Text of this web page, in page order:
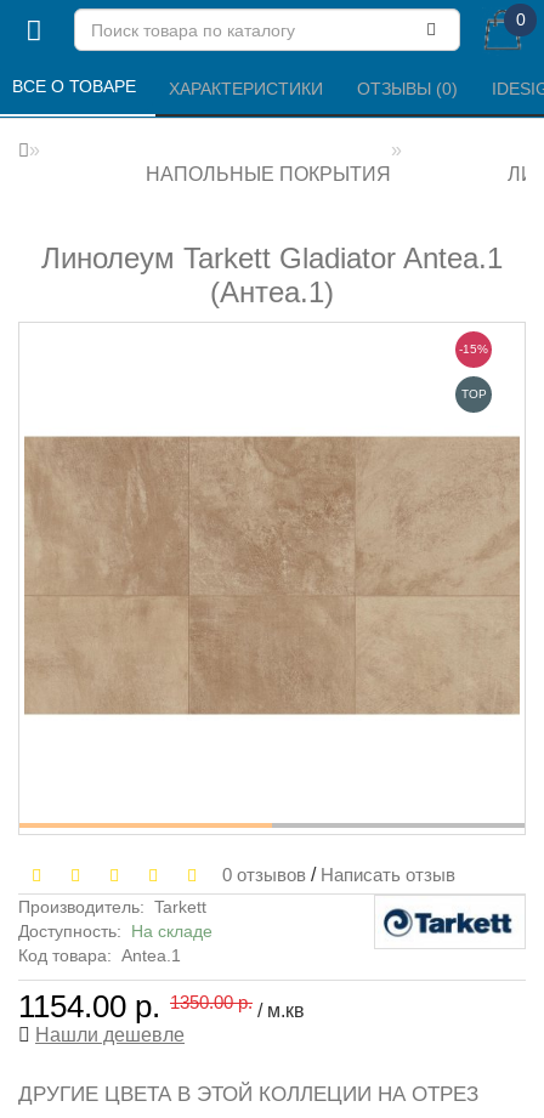
0
НАПОЛЬНЫЕ ПОКРЫТИЯ
Линолеум Tarkett Gladiator Antea.1
(Антеа.1)
ВСЕ О ТОВАРЕ ХАРАКТЕРИСТИКИ ОТЗЫВЫ (0)
-15%
TOP
0 отзывов / Написать отзыв
Производитель: Tarkett
Доступность: На складе
Код товара: Antea.1
1154.00 р. 1350.00 р. / м.кв
Нашли дешевле
ДРУГИЕ ЦВЕТА В ЭТОЙ КОЛЛЕЦИИ НА ОТРЕЗ